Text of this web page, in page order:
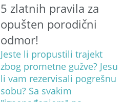
5 zlatnih pravila za
opušten porodični
odmor!
Jeste li propustili trajekt
zbog prometne gužve? Jesu
li vam rezervisali pogrešnu
sobu? Sa svakim